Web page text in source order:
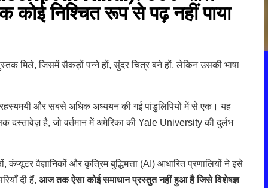
कोई निश्चित रूप से पढ़ नहीं पाया
मिले, जिसमें सैकड़ों पन्ने हों, सुंदर चित्र बने हों, लेकिन उसकी भाषा
और सबसे अधिक अध्ययन की गई पांडुलिपियों में से एक। यह
दस्तावेज़ है, जो वर्तमान में अमेरिका की Yale University की दुर्लभ
कंप्यूटर वैज्ञानिकों और कृत्रिम बुद्धिमत्ता (AI) आधारित प्रणालियों ने इसे
दी हैं, आज तक ऐसा कोई समाधान प्रस्तुत नहीं हुआ है जिसे विशेषज्ञ